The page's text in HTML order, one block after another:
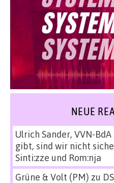
NEUE
Ulrich Sander, VVN-BdA
gibt, sind wir nicht
Sinti:zze und Rom:nja
Grüne & Volt (PM) zu